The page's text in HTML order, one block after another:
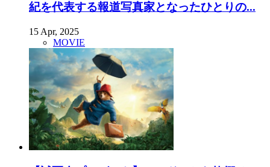
紀を代表する報道写真家となったひとりの...
15 Apr, 2025
MOVIE